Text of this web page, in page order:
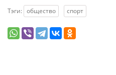
Тэги: общество спорт